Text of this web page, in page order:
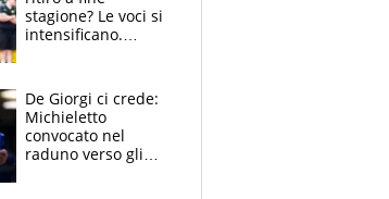
stagione? Le voci si
intensificano.
vuole la Roubaix
De Giorgi ci crede:
Michieletto
convocato nel
raduno verso gli